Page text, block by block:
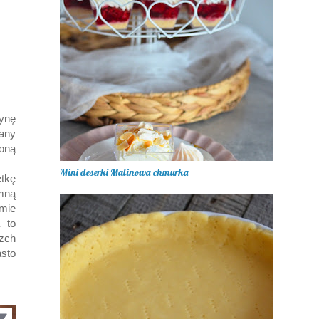
to
Mini deserki Malinowa chmurka